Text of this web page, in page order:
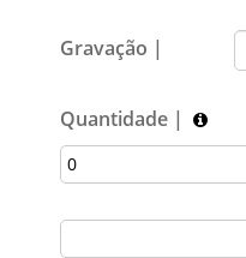
Gravação |
Quantidade |